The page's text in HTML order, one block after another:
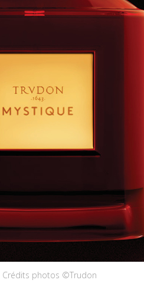
Crédits photos ©Trudon